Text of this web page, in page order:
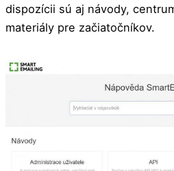
dispozícii sú aj návody,
materiály pre začiatočníkov.